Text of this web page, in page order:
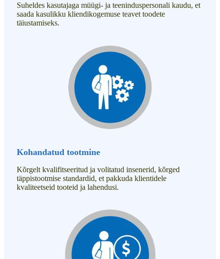
Suheldes kasutajaga müügi- ja teeninduspersonali kaudu, et
saada kasulikku kliendikogemuse teavet toodete
täiustamiseks.
Kohandatud tootmine
Kõrgelt kvalifitseeritud ja volitatud insenerid, kõrged
täppistootmise standardid, et pakkuda klientidele
kvaliteetseid tooteid ja lahendusi.